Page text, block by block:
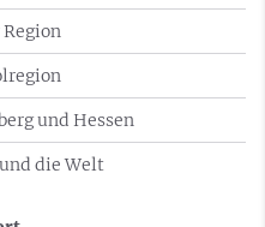
und Hessen
die Welt